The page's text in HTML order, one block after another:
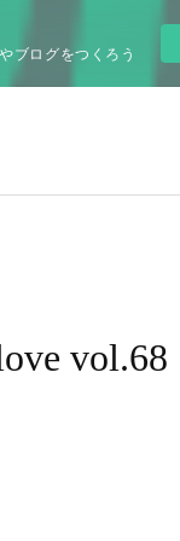
ブログをつくろう
vol.68